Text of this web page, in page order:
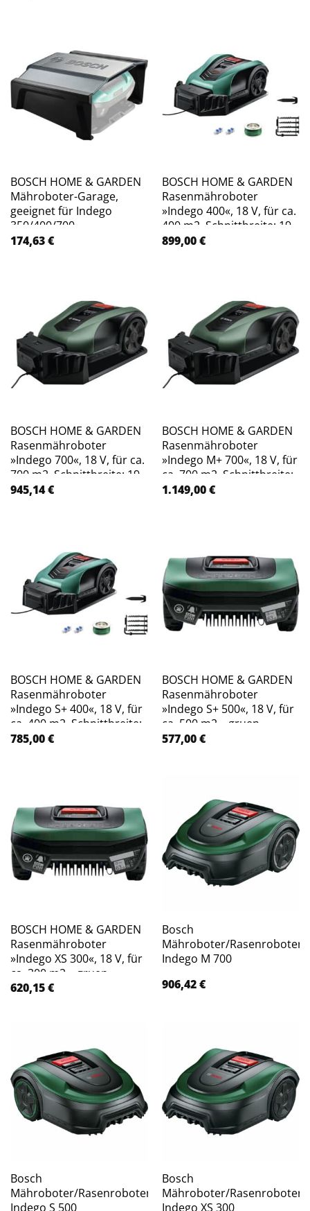
BOSCH HOME & GARDEN
Mähroboter-Garage,
geeignet für Indego
350/400/700 –
transparent
174,63€
BOSCH HOME & GARDEN
Rasenmähroboter
»Indego 400«, 18 V, für ca.
400 m2, Schnittbreite: 19
cm – gruen
899,00€
BOSCH HOME & GARDEN
Rasenmähroboter
»Indego 700«, 18 V, für ca.
700 m2, Schnittbreite: 19
cm – gruen
945,14€
BOSCH HOME & GARDEN
Rasenmähroboter
»Indego M+ 700«, 18 V, für
ca. 700 m2, Schnittbreite:
19 cm – gruen
1.149,00€
BOSCH HOME & GARDEN
Rasenmähroboter
»Indego S+ 400«, 18 V, für
ca. 400 m2, Schnittbreite:
19 cm – gruen
785,00€
BOSCH HOME & GARDEN
Rasenmähroboter
»Indego S+ 500«, 18 V, für
ca. 500 m2 – gruen
577,00€
BOSCH HOME & GARDEN
Rasenmähroboter
»Indego XS 300«, 18 V, für
ca. 300 m2 – gruen
620,15€
Bosch
Mähroboter/Rasenroboter
Indego M 700
906,42€
Bosch
Mähroboter/Rasenroboter
Indego S 500
Bosch
Mähroboter/Rasenroboter
Indego XS 300